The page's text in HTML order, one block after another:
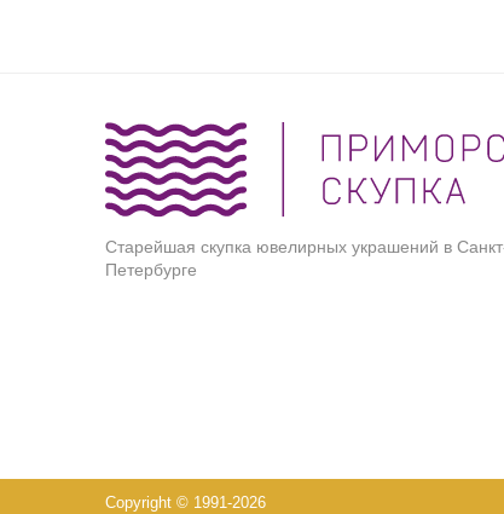
Старейшая скупка ювелирных украшений в
Петербурге
Copyright © 1991-2026